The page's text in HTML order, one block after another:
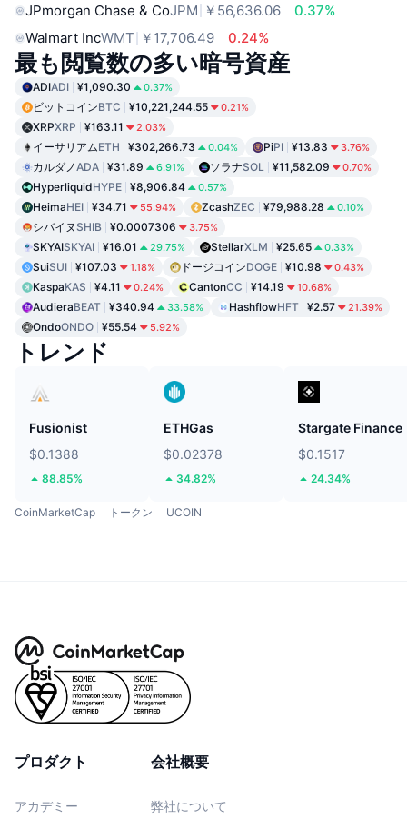
JPmorgan Chase & CoJPM ￥56,636.06
0.37%
Walmart IncWMT ￥17,706.49 0.24%
最も閲覧数の多い暗号資産
ADIADI ¥1,090.30 0.37%
ビットコインBTC ¥10,221,244.55 0.21%
XRPXRP ¥163.11 2.03%
イーサリアムETH ¥302,266.73 0.04% PiPI ¥13.83 3.76%
カルダノADA ¥31.89 6.91% ソラナSOL ¥11,582.09 0.70%
HyperliquidHYPE ¥8,906.84 0.57%
HeimaHEI ¥34.71 55.94% ZcashZEC ¥79,988.28 0.10%
シバイヌ SHIB ¥0.0007306 3.75%
SKYAISKYAI ¥16.01 29.75% StellarXLM ¥25.65 0.33%
SuiSUI ¥107.03 1.18% ドージコインDOGE ¥10.98 0.43%
KaspaKAS ¥4.11 0.24% CantonCC ¥14.19 10.68%
AudieraBEAT ¥340.94 33.58% HashflowHFT ¥2.57 21.39%
OndoONDO ¥55.54 5.92%
トレンド
Fusionist
$0.1388
88.85%
ETHGas
$0.02378
34.82%
Stargate Finance
$0.1517
24.34%
CoinMarketCap トークン UCOIN
プロダクト
アカデミー
会社概要
弊社について